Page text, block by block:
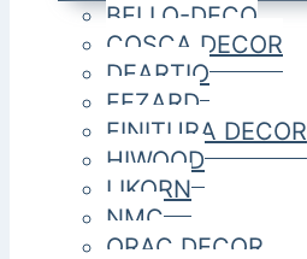
BELLO-DECO
COSCA DECOR
DEARTIO
FEZARD
FINITURA DECOR
HIWOOD
LIKORN
NMC
ORAC DECOR